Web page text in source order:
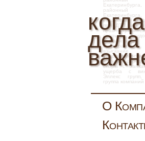
когда
дела
слов
страховка,
при ДТП, иск
прав
споры,
увольнение,
взыскание
натуре,
споры с
ущерба с
Эллекс
групп
группа компаний
О